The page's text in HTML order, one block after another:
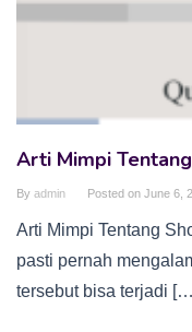
Arti Mimpi
By admin Posted on June 6,
Arti Mimpi Tentang
pasti pernah
tersebut bisa terjadi